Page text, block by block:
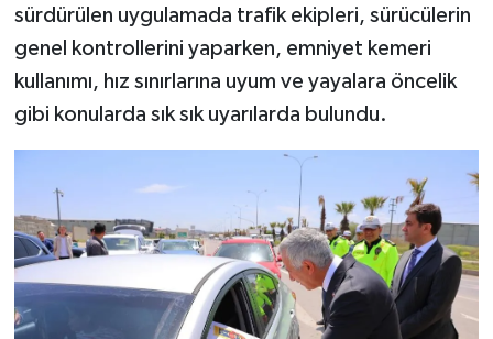
sürdürülen uygulamada trafik ekipleri, sürücülerin
genel kontrollerini yaparken, emniyet kemeri
kullanımı, hız sınırlarına uyum ve yayalara öncelik
gibi konularda sık sık uyarılarda bulundu.